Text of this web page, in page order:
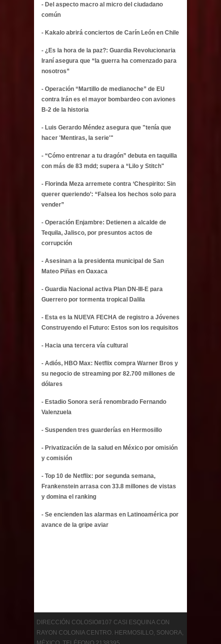
- Del aspecto macro al micro del ciudadano
común
- Kakalo abrirá conciertos de Carín León en Chile
- ¿Es la hora de la paz?: Guardia Revolucionaria
Iraní asegura que “la guerra ha comenzado para
nosotros”
- Operación “Martillo de medianoche” de EU
contra Irán es el mayor bombardeo con aviones
B-2 de la historia
- Luis Gerardo Méndez asegura que "tenía que
hacer 'Mentiras, la serie'"
- “Cómo entrenar a tu dragón” debuta en taquilla
con más de 83 mdd; supera a “Lilo y Stitch"
- Florinda Meza arremete contra ‘Chespirito: Sin
querer queriendo’: “Falsea los hechos solo para
vender”
- Operación Enjambre: Detienen a alcalde de
Tequila, Jalisco, por presuntos actos de
corrupción
- Asesinan a la presidenta municipal de San
Mateo Piñas en Oaxaca
- Guardia Nacional activa Plan DN-III-E para
Guerrero por tormenta tropical Dalila
- Esta es la NUEVA FECHA de registro a Jóvenes
Construyendo el Futuro: Estos son los requisitos
- Hacia una tercera vía cultural
- Adiós, HBO Max: Netflix compra Warner Bros y
su negocio de streaming por 82.700 millones de
dólares
- Estadio Sonora será renombrado Fernando
Valenzuela
- Suspenden tres guarderías en Hermosillo
- Privatización de la salud en México por omisión
y comisión
- Top 10 de Netflix: por segunda semana,
Frankenstein arrasa con 33.8 millones de vistas
y domina el ranking
- Se encienden las alarmas en Latinoamérica por
avance de la gripe aviar
DIRECCIÓN COLOSIO#107 CASI ESQUINA CON
RAYON COLONIA CENTRO. HERMOSILLO, SONORA,